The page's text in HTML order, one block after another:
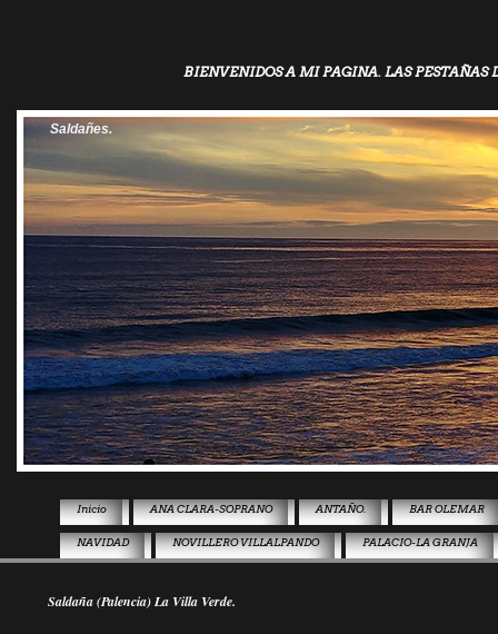
BIENVENIDOS A MI PAGINA. LAS PESTAÑAS
Saldañes.
Inicio ANA CLARA-SOPRANO ANTAÑO. BAR OLEMAR
NAVIDAD NOVILLERO VILLALPANDO PALACIO-LA GRANJA
Saldaña (Palencia) La Villa Verde.